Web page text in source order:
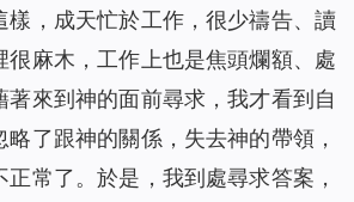
樣，成天忙於工作，很少禱告、讀
很麻木，工作上也是焦頭爛額、處
著來到神的面前尋求，我才看到自
了跟神的關係，失去神的帶領，
常了。於是，我到處尋求答案，